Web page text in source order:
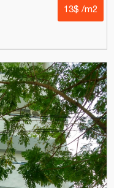
13$ /m2